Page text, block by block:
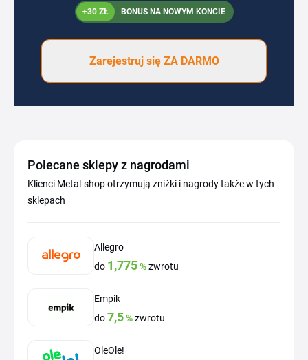
+30 ZŁ BONUS NA NOWYM KONCIE
Zarejestruj się ZA DARMO
Polecane sklepy z nagrodami
Klienci Metal-shop otrzymują zniżki i nagrody także w tych
sklepach
Allegro
do 1,775%zwrotu
Empik
do7,5%zwrotu
OleOle!